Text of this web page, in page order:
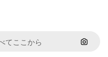
画像で